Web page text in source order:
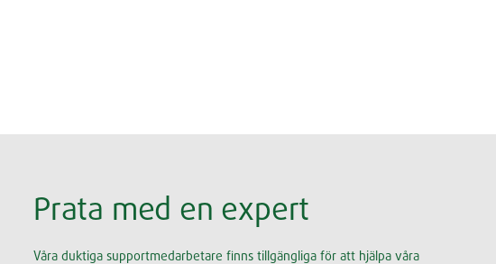
Prata med en expert
Våra duktiga supportmedarbetare finns tillgängliga för att hjälpa våra